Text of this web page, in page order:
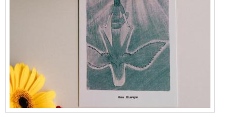
Культурныя правы
ЛПП
Мігранты